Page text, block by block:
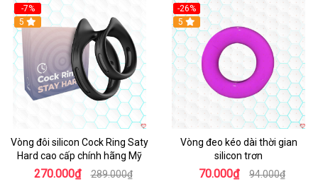
-7%
5
Vòng đôi silicon Cock Ring Saty
Hard cao cấp chính hãng Mỹ
270.000₫ 289.000₫
-26%
5
Vòng đeo kéo dài thời gian
silicon trơn
70.000₫ 94.000₫